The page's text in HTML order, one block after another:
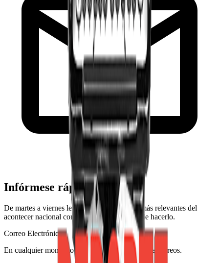
Infórmese rápido y gratis
De martes a viernes le contamos las noticias más relevantes del
acontecer nacional como solo Delfino.cr puede hacerlo.
Correo Electrónico
En cualquier momento puede salirse de la lista de correos.